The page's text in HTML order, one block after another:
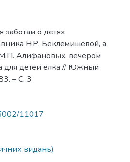
заботам о детях
Н.Р. Беклемишевой, а
Алифановых, вечером
для детей елка // Южный
– С. 3.
11017
видань)